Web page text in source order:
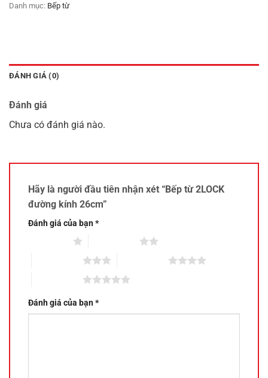
Danh mục: Bếp từ
ĐÁNH GIÁ (0)
Đánh giá
Chưa có đánh giá nào.
Hãy là người đầu tiên nhận xét “Bếp từ 2LOCK
đường kính 26cm”
Đánh giá của bạn*
Đánh giá của bạn*